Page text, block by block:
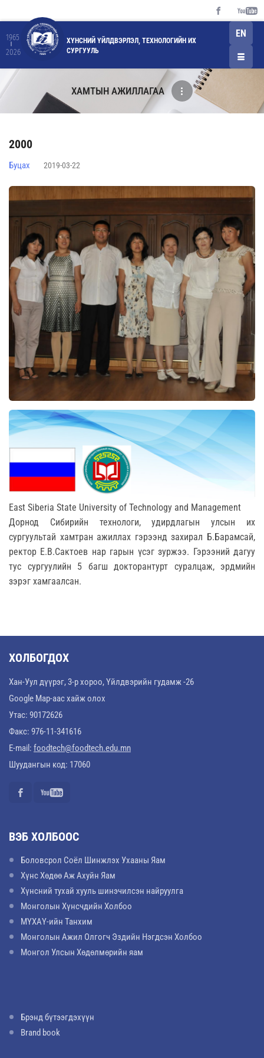
1965
2026
ХҮНСНИЙ ҮЙЛДВЭРЛЭЛ, ТЕХНОЛОГИЙН ИХ
СУРГУУЛЬ
EN
ХАМТЫН АЖИЛЛАГАА
2000
Буцах 2019-03-22
East Siberia State University of Technology and Management
Дорнод Сибирийн технологи, удирдлагын улсын их
сургуультай хамтран ажиллах гэрээнд захирал Б.Барамсай,
ректор Е.В.Сактоев нар гарын үсэг зуржээ. Гэрээний дагуу
тус сургуулийн 5 багш докторантурт суралцаж, эрдмийн
зэрэг хамгаалсан.
ХОЛБОГДОХ
Хан-Уул дүүрэг, 3-р хороо, Үйлдвэрийн гудамж -26
Google Map-аас хайж олох
Утас: 90172626
Факс: 976-11-341616
E-mail: foodtech@foodtech.edu.mn
Шуудангын код: 17060
ВЭБ ХОЛБООС
Боловсрол Соёл Шинжлэх Ухааны Яам
Хүнс Хөдөө Аж Ахуйн Яам
Хүнсний тухай хууль шинэчилсэн найруулга
Монголын Хүнсчдийн Холбоо
МҮХАҮ-ийн Танхим
Монголын Ажил Олгогч Эздийн Нэгдсэн Холбоо
Монгол Улсын Хөдөлмөрийн яам
Брэнд бүтээгдэхүүн
Brand book